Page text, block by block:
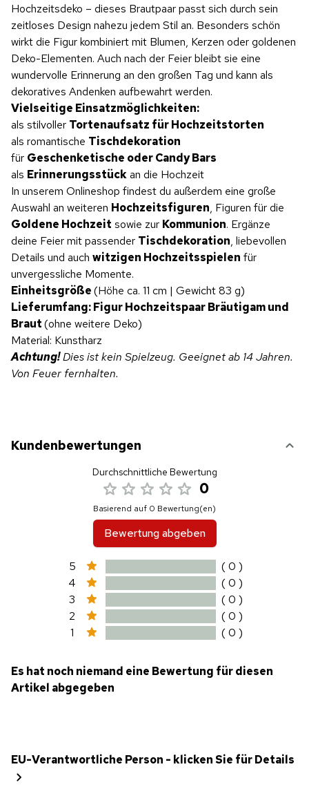
Hochzeitsdeko – dieses Brautpaar passt sich durch sein
zeitloses Design nahezu jedem Stil an. Besonders schön
wirkt die Figur kombiniert mit Blumen, Kerzen oder goldenen
Deko-Elementen. Auch nach der Feier bleibt sie eine
wundervolle Erinnerung an den großen Tag und kann als
dekoratives Andenken aufbewahrt werden.
Vielseitige Einsatzmöglichkeiten:
als stilvoller Tortenaufsatz für Hochzeitstorten
als romantische Tischdekoration
für Geschenketische oder Candy Bars
als Erinnerungsstückan die Hochzeit
In unserem Onlineshop findest du außerdem eine große
Auswahl an weiteren Hochzeitsfiguren, Figuren für die
Goldene Hochzeit sowie zur Kommunion. Ergänze
deine Feier mit passender Tischdekoration, liebevollen
Details und auch witzigen Hochzeitsspielen für
unvergessliche Momente.
Einheitsgröße(Höhe ca. 11 cm | Gewicht 83 g)
Lieferumfang: Figur Hochzeitspaar Bräutigam und
Braut(ohne weitere Deko)
Material: Kunstharz
Achtung!Dies ist kein Spielzeug. Geeignet ab 14 Jahren.
Von Feuer fernhalten.
Kundenbewertungen
Durchschnittliche Bewertung
0
Basierend auf 0 Bewertung(en)
Bewertung abgeben
5
( 0 )
4
( 0 )
3
( 0 )
2
( 0 )
1
( 0 )
Es hat noch niemand eine Bewertung für diesen
Artikel abgegeben
EU-Verantwortliche Person - klicken Sie für Details